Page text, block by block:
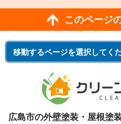
このページ
広島市の外壁塗装・屋根塗